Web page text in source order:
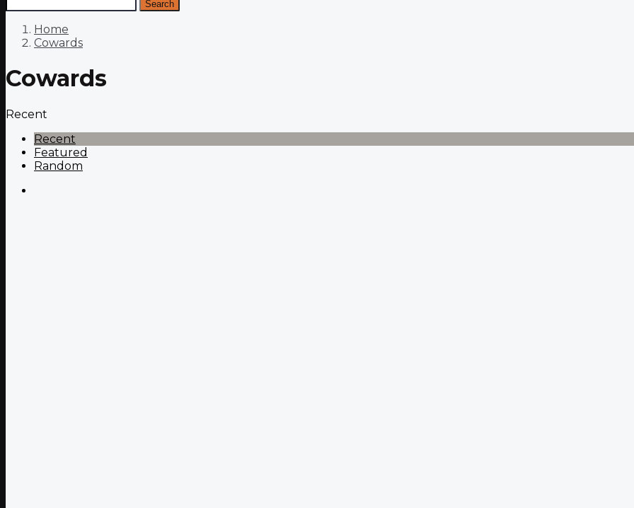
Search
Home
Cowards
Cowards
Recent
Recent
Featured
Random